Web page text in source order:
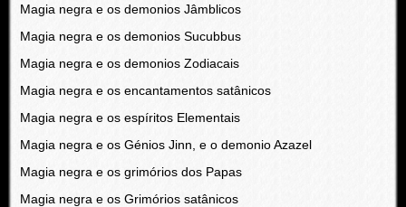
Magia negra e os demonios Jâmblicos
Magia negra e os demonios Sucubbus
Magia negra e os demonios Zodiacais
Magia negra e os encantamentos satânicos
Magia negra e os espíritos Elementais
Magia negra e os Génios Jinn, e o demonio Azazel
Magia negra e os grimórios dos Papas
Magia negra e os Grimórios satânicos